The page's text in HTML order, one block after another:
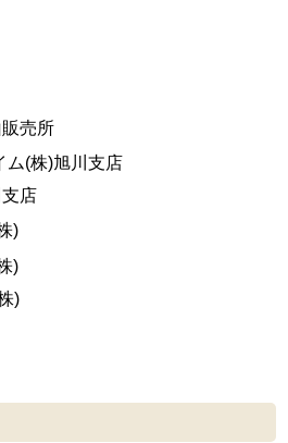
売所
ム(株)旭川支店
店
)
)
)